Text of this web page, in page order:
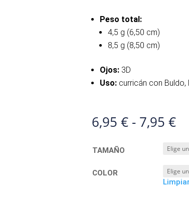
Peso total:
4,5 g (6,50 cm)
8,5 g (8,50 cm)
Ojos:3D
Uso:curricán con Buldo,
6,95 € - 7,95 €
de
TAMAÑO
COLOR
Limpiar